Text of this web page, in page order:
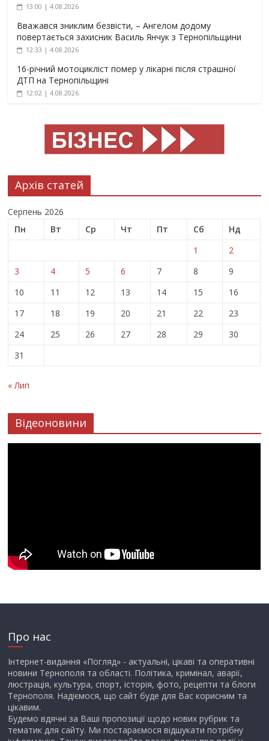
13:00 | 4.08.2026
Вважався зниклим безвісти, – Ангелом додому
повертається захисник Василь Янчук з Тернопільщини
12:33 | 4.08.2026
16-річний мотоцикліст помер у лікарні після страшної
ДТП на Тернопільщині
12:02 | 4.08.2026
Архів статей
Серпень 2026
Пн
Вт Ср Чт Пт Сб
Нд
1
2
3
4 5 6 7 8
9
10
11 12 13 14 15
16
17
18 19 20 21 22
23
24
25 26 27 28 29
30
31
« Лип
Відеоновини
Про нас
Інтернет-видання «Погляд» - актуальні, цікаві та оперативні
новини Тернополя та області. Політика, кримінал, аварії,
люстрація, культура, спорт, історія, фото, рецепти та блоги
Тернополя. Надіємося, що сайт буде для Вас корисним та
цікавим.
Будемо вдячні за Ваші пропозиції щодо нових рубрик та
тематик для сайту. Ми постараємося відшукати потрібну